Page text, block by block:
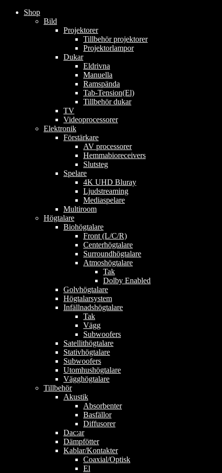
Shop
Bild
Projektorer
Tillbehör projektorer
Projektorlampor
Dukar
Eldrivna
Manuella
Ramspända
Tab-Tension(El)
Tillbehör dukar
TV
Videoprocessorer
Elektronik
Förstärkare
AV processorer
Hemmabioreceivers
Slutsteg
Spelare
4K UHD Bluray
Ljudstreaming
Mediaspelare
Multiroom
Högtalare
Biohögtalare
Front (L/C/R)
Centerhögtalare
Surroundhögtalare
Atmoshögtalare
Tak
Dolby Enabled
Golvhögtalare
Högtalarsystem
Infällnadshögtalare
Tak
Vägg
Subwoofers
Satellithögtalare
Stativhögtalare
Subwoofers
Utomhushögtalare
Vägghögtalare
Tillbehör
Akustik
Absorbenter
Basfällor
Diffusorer
Dac:ar
Dämpfötter
Kablar/Kontakter
Coaxial/Optisk
El